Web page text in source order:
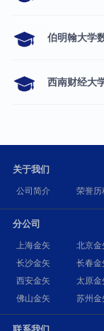
伯明翰大学
西南财经大
关于我们
公司简介 荣誉历
分公司
上海金矢 北京金
长沙金矢
长春金
西安金矢
太原金
佛山金矢
苏州金